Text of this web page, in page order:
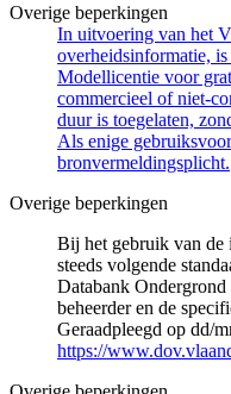
Overige beperkingen
In uitvoering van het
overheidsinformatie,
Modellicentie voor
commercieel of niet-
duur is toegelaten,
Als enige
bronvermeldingsplicht.
Overige beperkingen
Bij het gebruik van
steeds volgende
Databank
beheerder en de
Geraadpleegd op dd/
https://